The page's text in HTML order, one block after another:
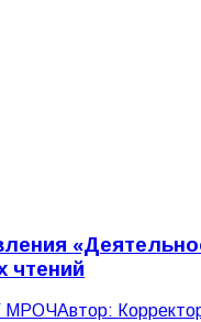
чтений
МРОЧАвтор: